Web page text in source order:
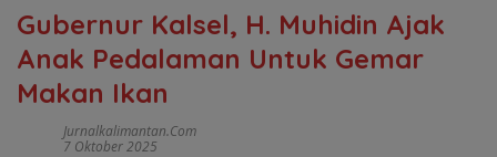
Gubernur Kalsel, H. Muhidin Ajak
Anak Pedalaman Untuk Gemar
Makan Ikan
Jurnalkalimantan.com
7 Oktober 2025